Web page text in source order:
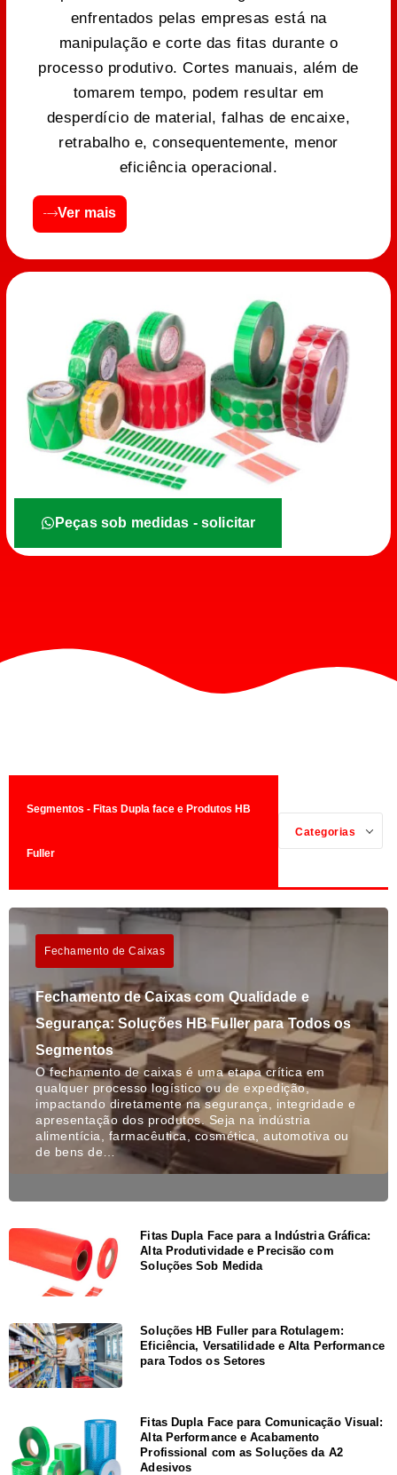
enfrentados pelas empresas está na
manipulação e corte das fitas durante o
processo produtivo. Cortes manuais, além de
tomarem tempo, podem resultar em
desperdício de material, falhas de encaixe,
retrabalho e, consequentemente, menor
eficiência operacional.
Ver mais
Peças sob medidas - solicitar
Segmentos - Fitas Dupla face e Produtos HB
Fuller
Categorias
Fechamento de Caixas
Fechamento de Caixas com Qualidade e
Segurança: Soluções HB Fuller para Todos os
Segmentos
O fechamento de caixas é uma etapa crítica em
qualquer processo logístico ou de expedição,
impactando diretamente na segurança, integridade e
apresentação dos produtos. Seja na indústria
alimentícia, farmacêutica, cosmética, automotiva ou
de bens de…
Fitas Dupla Face para a Indústria Gráfica:
Alta Produtividade e Precisão com
Soluções Sob Medida
Soluções HB Fuller para Rotulagem:
Eficiência, Versatilidade e Alta Performance
para Todos os Setores
Fitas Dupla Face para Comunicação Visual:
Alta Performance e Acabamento
Profissional com as Soluções da A2
Adesivos